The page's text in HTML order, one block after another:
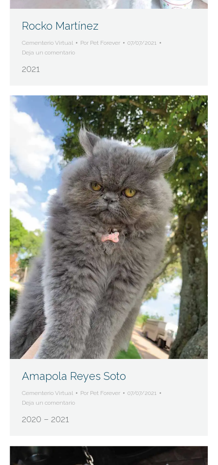
Rocko Martínez
Cementerio Virtual Por Pet Forever
07/07/2021
Deja un comentario
2021
Amapola Reyes Soto
Cementerio Virtual Por Pet Forever
07/07/2021
Deja un comentario
2020 – 2021